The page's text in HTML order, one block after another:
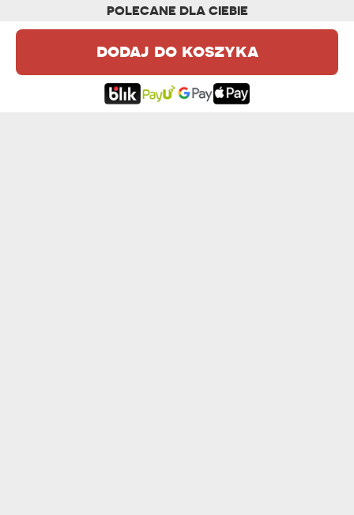
dodaj do koszyka
POLECANE DLA CIEBIE